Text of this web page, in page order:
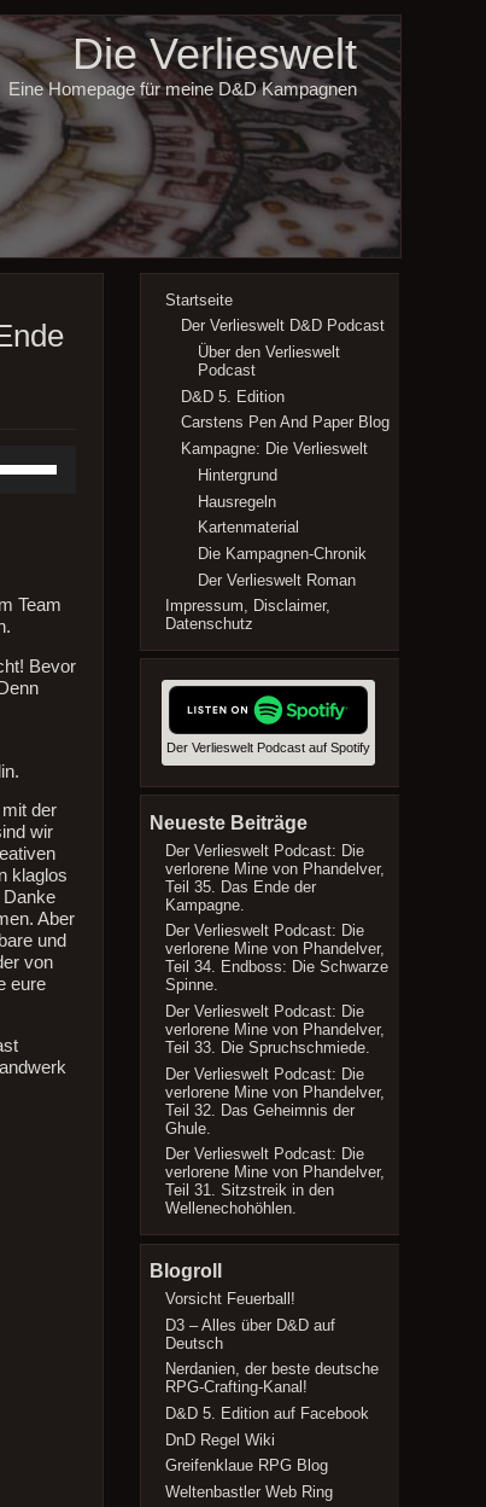
Die Verlieswelt
Eine Homepage für meine D&D Kampagnen
Runter
Team
Bevor
der
wir
klaglos
Danke
Aber
und
von
eure
Startseite
Der Verlieswelt D&D Podcast
Über den Verlieswelt
Podcast
D&D 5. Edition
Carstens Pen And Paper Blog
Kampagne: Die Verlieswelt
Hintergrund
Hausregeln
Kartenmaterial
Die Kampagnen-Chronik
Der Verlieswelt Roman
Impressum, Disclaimer,
Datenschutz
Der Verlieswelt Podcast auf Spotify
Neueste Beiträge
Der Verlieswelt Podcast: Die
verlorene Mine von Phandelver,
Teil 35. Das Ende der
Kampagne.
Der Verlieswelt Podcast: Die
verlorene Mine von Phandelver,
Teil 34. Endboss: Die Schwarze
Spinne.
Der Verlieswelt Podcast: Die
verlorene Mine von Phandelver,
Teil 33. Die Spruchschmiede.
Der Verlieswelt Podcast: Die
verlorene Mine von Phandelver,
Teil 32. Das Geheimnis der
Ghule.
Der Verlieswelt Podcast: Die
verlorene Mine von Phandelver,
Teil 31. Sitzstreik in den
Wellenechohöhlen.
Blogroll
Vorsicht Feuerball!
D3 – Alles über D&D auf
Deutsch
Nerdanien, der beste deutsche
RPG-Crafting-Kanal!
D&D 5. Edition auf Facebook
DnD Regel Wiki
Greifenklaue RPG Blog
Weltenbastler Web Ring